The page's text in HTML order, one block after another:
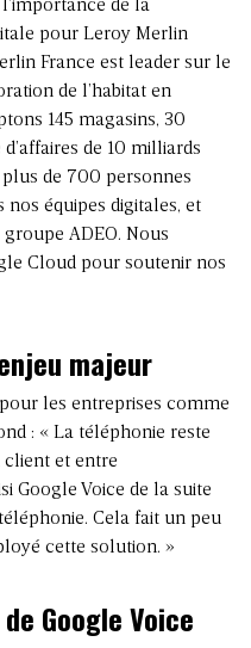
de la
pour Leroy Merlin
France est leader sur le
de l’habitat en
145 magasins, 30
de 10 milliards
de 700 personnes
équipes digitales, et
ADEO. Nous
Cloud pour soutenir nos
majeur
les entreprises comme
: « La téléphonie reste
client et entre
Google Voice de la suite
Cela fait un peu
cette solution. »
Google Voice